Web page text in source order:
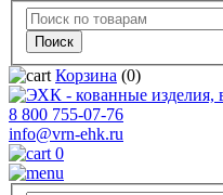
Корзина (0)
8 800 755-07-76
info@vrn-ehk.ru
0